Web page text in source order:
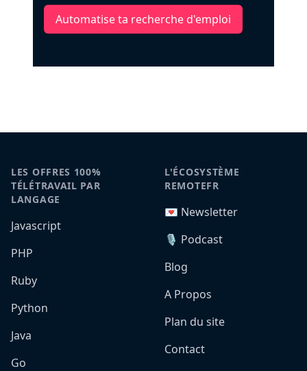
Automatise ta recherche d'emploi
LES OFFRES 100%
TÉLÉTRAVAIL PAR
LANGAGE
Javascript
PHP
Ruby
Python
Java
Go
L'ÉCOSYSTÈME
REMOTEFR
💌 Newsletter
🎙️ Podcast
Blog
A Propos
Plan du site
Contact